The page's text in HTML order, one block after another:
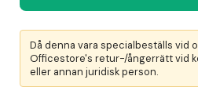
Då denna vara specialbeställs vid
Officestore's retur-/ångerrätt vid
eller annan juridisk person.